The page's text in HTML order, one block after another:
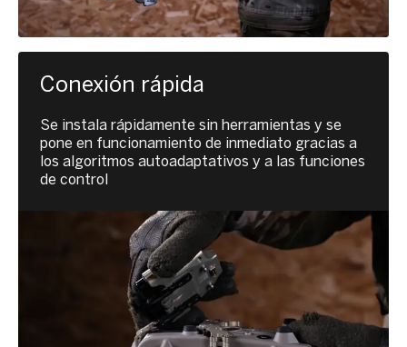
Conexión rápida
Se instala rápidamente sin herramientas y se
pone en funcionamiento de inmediato gracias a
los algoritmos autoadaptativos y a las funciones
de control